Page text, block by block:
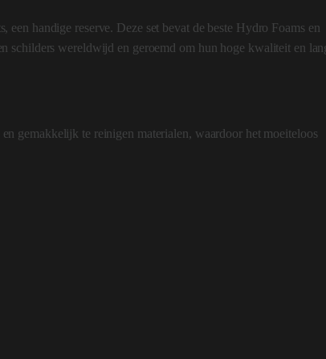
handige reserve. Deze set bevat de beste Hydro Foams en
schilders wereldwijd en geroemd om hun hoge kwaliteit en
gemakkelijk te reinigen materialen, waardoor het moeiteloos